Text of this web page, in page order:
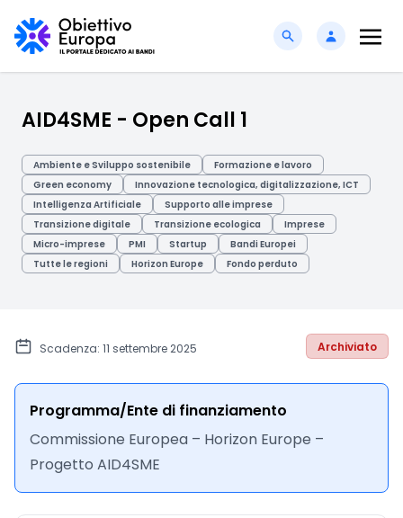
AID4SME - Open Call 1
Ambiente e Sviluppo sostenibile
Formazione e lavoro
Green economy
Innovazione tecnologica, digitalizzazione, ICT
Intelligenza Artificiale
Supporto alle imprese
Transizione digitale
Transizione ecologica
Imprese
Micro-imprese
PMI Startup
Bandi Europei
Tutte le regioni
Horizon Europe Fondo perduto
Scadenza: 11 settembre 2025 Archiviato
Programma/Ente di finanziamento
Commissione Europea – Horizon Europe –
Progetto AID4SME